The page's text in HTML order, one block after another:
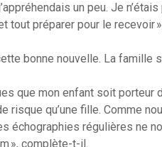
un peu. Je
tout préparer pour le recevoir
bonne nouvelle. La famille
que mon enfant soit porteur
risque qu’une fille. Comme
échographies régulières ne
», complète-t-il.